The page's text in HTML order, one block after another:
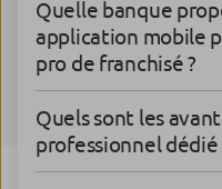
Quelle banque
application mobile
pro de franchisé ?
Quels sont les
professionnel dédié